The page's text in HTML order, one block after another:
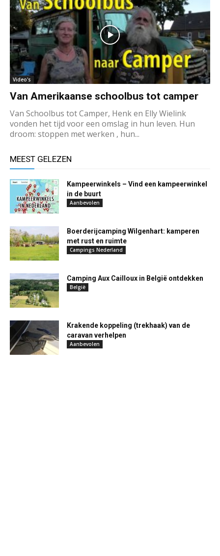
Video's
Van Amerikaanse schoolbus tot camper
Van Schoolbus tot Camper, Henk en Elly Wielink
vonden het tijd voor een omslag in hun leven. Hun
droom: stoppen met werken , hun...
MEEST GELEZEN
Kampeerwinkels – Vind een kampeerwinkel
in de buurt
Aanbevolen
Boerderijcamping Wilgenhart: kamperen
met rust en ruimte
Campings Nederland
Camping Aux Cailloux in België ontdekken
België
Krakende koppeling (trekhaak) van de
caravan verhelpen
Aanbevolen